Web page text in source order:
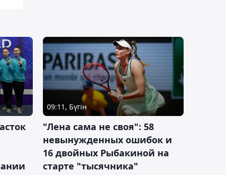
09:11, Бүгін
"Лена сама не своя": 58
невынужденных ошибок и
16 двойных Рыбакиной на
старте "тысячника"